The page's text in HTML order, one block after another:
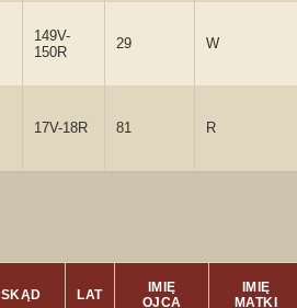
149V-
150R
29 W
17V-18R 81 R
SKĄD LAT
IMIĘ
OJCA
IMIĘ
MATKI